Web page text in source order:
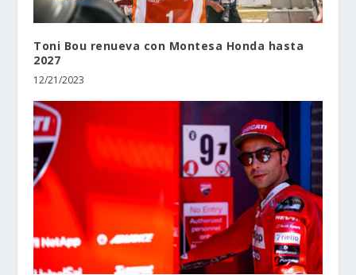
Toni Bou renueva con Montesa Honda hasta
2027
12/21/2023